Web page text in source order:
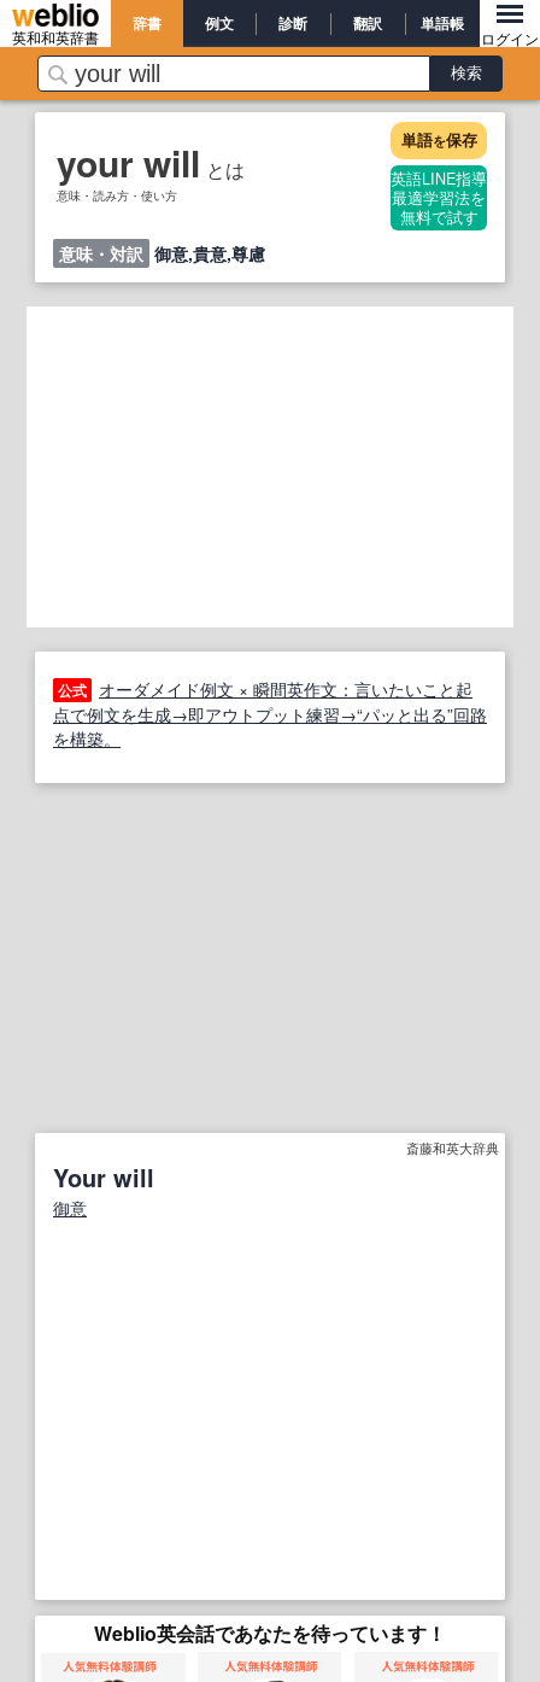
英和和英辞書
辞書 例文 診断 翻訳 単語帳
ログイン
your will とは
意味・読み方・使い方
単語を保存
英語LINE指導
最適学習法を
無料で試す
意味・対訳 御意,貴意,尊慮
公式
オーダメイド例文 × 瞬間英作文：言いたいこと起
点で例文を生成→即アウトプット練習→“パッと出る”回路
を構築。
斎藤和英大辞典
Your will
御意
Weblio英会話であなたを待っています！